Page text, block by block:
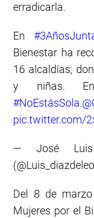
erradicarla.
En
Bienestar ha
16 alcaldías;
y niñas.
#NoEstásSola.
pic.twitter.com/
— José Luis
Del 8 de
Mujeres por el